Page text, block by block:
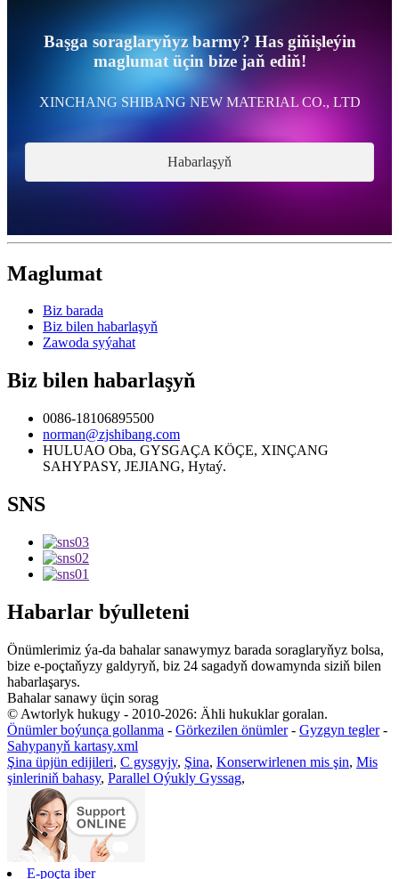
Başga soraglaryňyz barmy? Has giňişleýin
maglumat üçin bize jaň ediň!
XINCHANG SHIBANG NEW MATERIAL CO., LTD
Habarlaşyň
Maglumat
Biz barada
Biz bilen habarlaşyň
Zawoda syýahat
Biz bilen habarlaşyň
0086-18106895500
norman@zjshibang.com
HULUAO Oba, GYSGAÇA KÖÇE, XINÇANG
SAHYPASY, JEJIANG, Hytaý.
SNS
Habarlar býulleteni
Önümlerimiz ýa-da bahalar sanawymyz barada soraglaryňyz bolsa,
bize e-poçtaňyzy galdyryň, biz 24 sagadyň dowamynda siziň bilen
habarlaşarys.
Bahalar sanawy üçin sorag
© Awtorlyk hukugy - 2010-2026: Ähli hukuklar goralan.
Önümler boýunça gollanma - Görkezilen önümler- Gyzgyn tegler-
Sahypanyň kartasy.xml
Şina üpjün edijileri, C gysgyjy, Şina, Konserwirlenen mis şin, Mis
şinleriniň bahasy, Parallel Oýukly Gyssag,
E-poçta iber